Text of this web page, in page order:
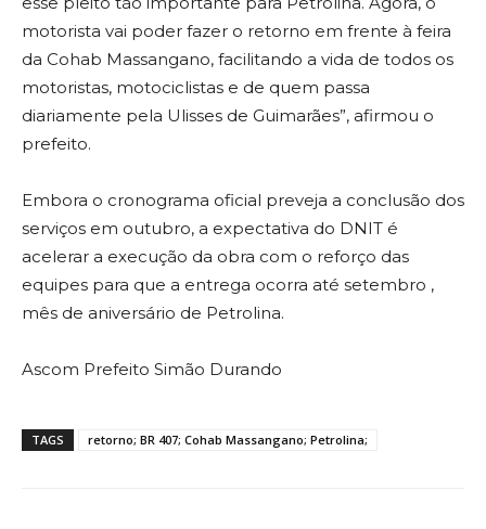
motorista vai poder fazer o retorno em frente à feira
da Cohab Massangano, facilitando a vida de todos os
motoristas, motociclistas e de quem passa
diariamente pela Ulisses de Guimarães”, afirmou o
prefeito.
Embora o cronograma oficial preveja a conclusão dos
serviços em outubro, a expectativa do DNIT é
acelerar a execução da obra com o reforço das
equipes para que a entrega ocorra até setembro ,
mês de aniversário de Petrolina.
Ascom Prefeito Simão Durando
TAGS retorno; BR 407; Cohab Massangano; Petrolina;